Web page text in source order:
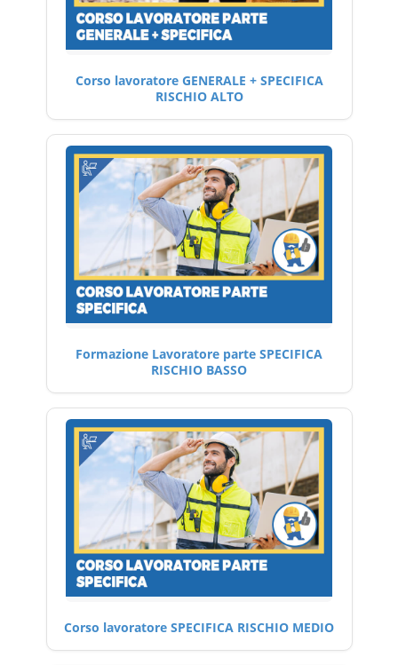
Corso lavoratore GENERALE + SPECIFICA
RISCHIO ALTO
Formazione Lavoratore parte SPECIFICA
RISCHIO BASSO
Corso lavoratore SPECIFICA RISCHIO MEDIO